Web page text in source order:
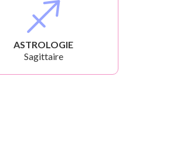
ASTROLOGIE
Sagittaire